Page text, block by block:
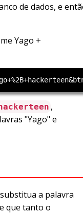
de dados, e
Yago +
,
"Yago" e
a palavra
que tanto o